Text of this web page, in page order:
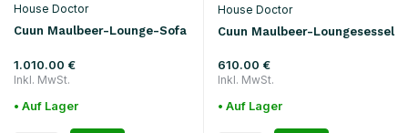
House Doctor
Cuun Maulbeer-Lounge-Sofa
1.010.00 €
Inkl. MwSt.
• Auf Lager
House Doctor
Cuun Maulbeer-Loungesessel
610.00 €
Inkl. MwSt.
• Auf Lager